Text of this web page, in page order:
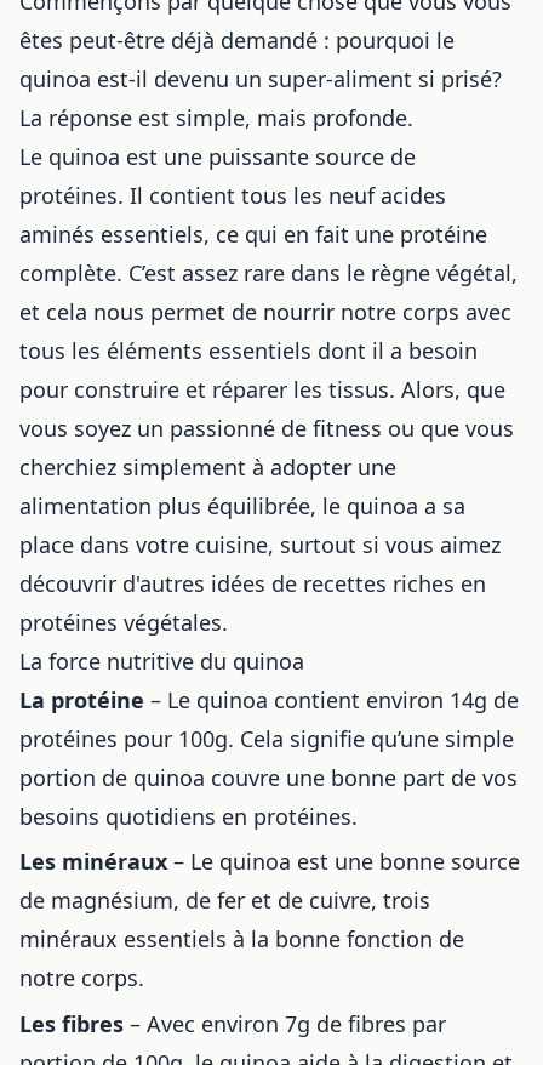
êtes peut-être déjà demandé : pourquoi le
quinoa est-il devenu un super-aliment si prisé?
La réponse est simple, mais profonde.
Le quinoa est une puissante source de
protéines. Il contient tous les neuf acides
aminés essentiels, ce qui en fait une protéine
complète. C’est assez rare dans le règne végétal,
et cela nous permet de nourrir notre corps avec
tous les éléments essentiels dont il a besoin
pour construire et réparer les tissus. Alors, que
vous soyez un passionné de fitness ou que vous
cherchiez simplement à adopter une
alimentation plus équilibrée, le quinoa a sa
place dans votre cuisine, surtout si vous aimez
découvrir d'autres idées de recettes riches en
protéines végétales.
La force nutritive du quinoa
La protéine – Le quinoa contient environ 14g de
protéines pour 100g. Cela signifie qu’une simple
portion de quinoa couvre une bonne part de vos
besoins quotidiens en protéines.
Les minéraux – Le quinoa est une bonne source
de magnésium, de fer et de cuivre, trois
minéraux essentiels à la bonne fonction de
notre corps.
Les fibres – Avec environ 7g de fibres par